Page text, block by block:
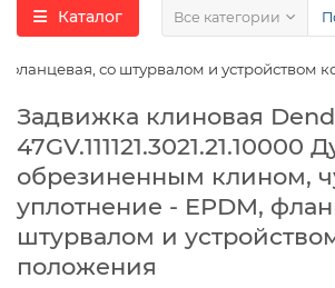
Каталог Все категории
фланцевая, со штурвалом и устройством
Задвижка клиновая
47GV.111121.3021.21.10000
обрезиненным клином,
уплотнение - EPDM,
штурвалом и
положения